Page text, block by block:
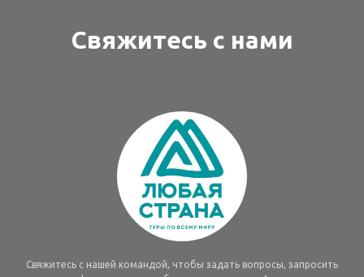
Свяжитесь с нами
Свяжитесь с нашей командой, чтобы задать вопросы, запросить